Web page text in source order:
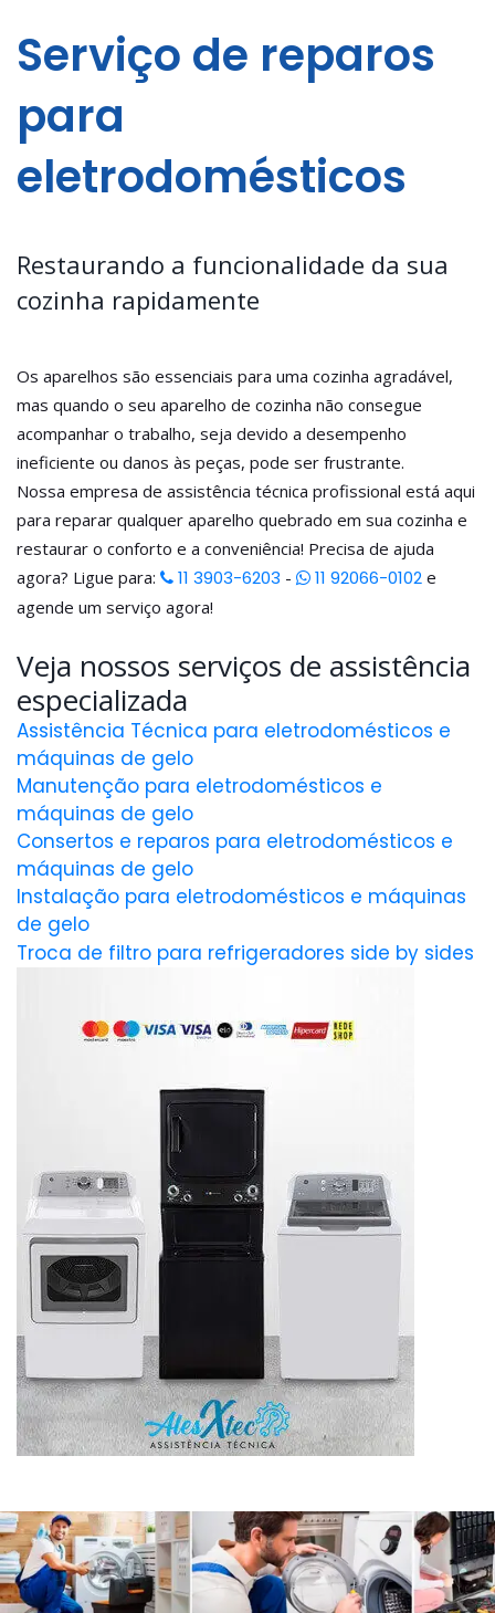
Serviço de reparos
para
eletrodomésticos
Restaurando a funcionalidade da sua
cozinha rapidamente
Os aparelhos são essenciais para uma cozinha agradável,
mas quando o seu aparelho de cozinha não consegue
acompanhar o trabalho, seja devido a desempenho
ineficiente ou danos às peças, pode ser frustrante.
Nossa empresa de assistência técnica profissional está aqui
para reparar qualquer aparelho quebrado em sua cozinha e
restaurar o conforto e a conveniência! Precisa de ajuda
agora? Ligue para:
11 3903-6203 - 11 92066-0102 e
agende um serviço agora!
Veja nossos serviços de assistência
especializada
Assistência Técnica para eletrodomésticos e
máquinas de gelo
Manutenção para eletrodomésticos e
máquinas de gelo
Consertos e reparos para eletrodomésticos e
máquinas de gelo
Instalação para eletrodomésticos e máquinas
de gelo
Troca de filtro para refrigeradores side by sides